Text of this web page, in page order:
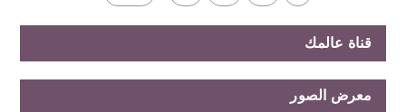
قناة عالمك
معرض الصور